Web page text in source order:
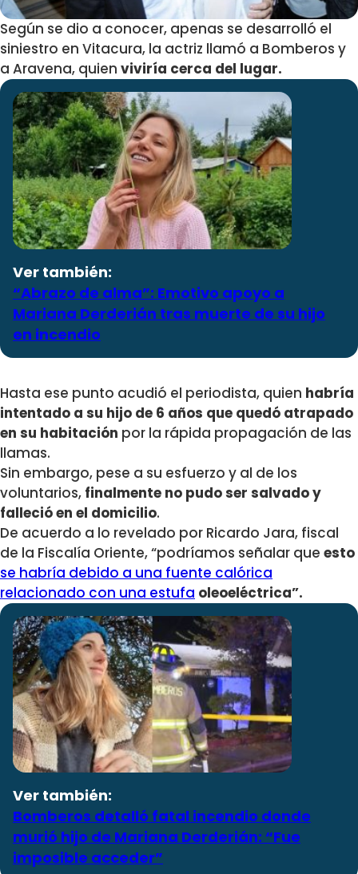
Según se dio a conocer, apenas se desarrolló el
siniestro en Vitacura, la actriz llamó a Bomberos y
a Aravena, quien viviría cerca del lugar.
Ver también:
“Abrazo de alma”: Emotivo apoyo a
Mariana Derderián tras muerte de su hijo
en incendio
Hasta ese punto acudió el periodista, quien habría
intentado a su hijo de 6 años que quedó atrapado
en su habitación por la rápida propagación de las
llamas.
Sin embargo, pese a su esfuerzo y al de los
voluntarios, finalmente no pudo ser salvado y
falleció en el domicilio.
De acuerdo a lo revelado por Ricardo Jara, fiscal
de la Fiscalía Oriente,“podríamos señalar que esto
se habría debido a una fuente calórica
relacionado con una estufa oleoeléctrica”.
Ver también:
Bomberos detalló fatal incendio donde
murió hijo de Mariana Derderián: “Fue
imposible acceder”